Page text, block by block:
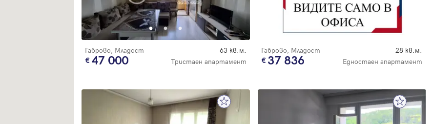
Габрово, Младост 63 кв.м.
47 000 Тристаен апартамент
Габрово, Младост 28 кв.м.
37 836 Едностаен апартамент